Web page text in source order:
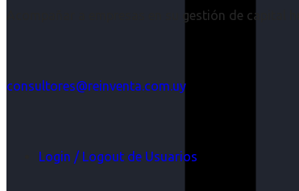
Acompañar a empresas en su gestión de
consultores@reinventa.com.uy
Login / Logout de Usuarios